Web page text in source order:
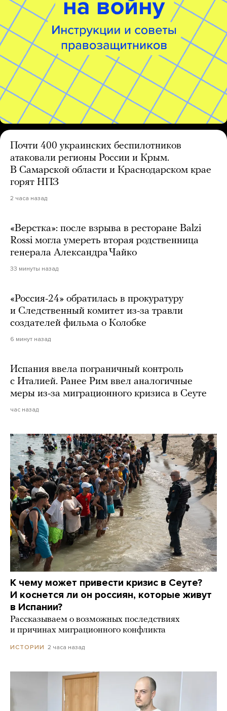
Почти 400 украинских беспилотников
атаковали регионы России и Крым.
В Самарской области и Краснодарском крае
горят НПЗ
2 часа назад
«Верстка»: после взрыва в ресторане Balzi
Rossi могла умереть вторая родственница
генерала Александра Чайко
33 минуты назад
«Россия-24» обратилась в прокуратуру
и Следственный комитет из-за травли
создателей фильма о Колобке
6 минут назад
Испания ввела пограничный контроль
с Италией. Ранее Рим ввел аналогичные
меры из-за миграционного кризиса в Сеуте
час назад
К чему может привести кризис в Сеуте?
И коснется ли он россиян, которые живут
в Испании?
Рассказываем о возможных последствиях
и причинах миграционного конфликта
ИСТОРИИ 2 часа назад